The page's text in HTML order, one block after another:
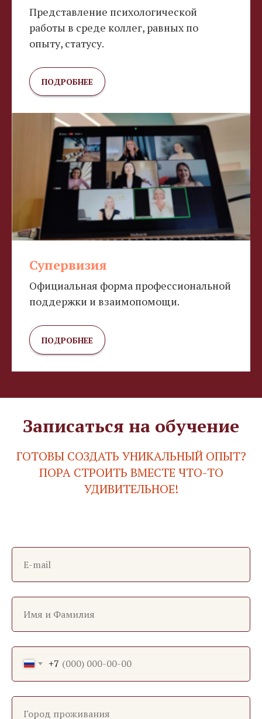
Представление психологической
работы в среде коллег, равных по
опыту, статусу.
ПОДРОБНЕЕ
Супервизия
Официальная форма профессиональной
поддержки и взаимопомощи.
ПОДРОБНЕЕ
Записаться на обучение
ГОТОВЫ СОЗДАТЬ УНИКАЛЬНЫЙ ОПЫТ?
ПОРА СТРОИТЬ ВМЕСТЕ ЧТО-ТО
УДИВИТЕЛЬНОЕ!
E-mail
Имя и Фамилия
+7
Город проживания